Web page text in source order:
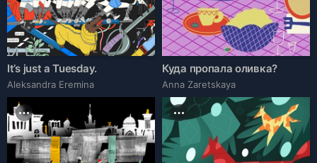
It’s just a Tuesday.
Aleksandra Eremina
Куда пропала оливка?
Anna Zaretskaya